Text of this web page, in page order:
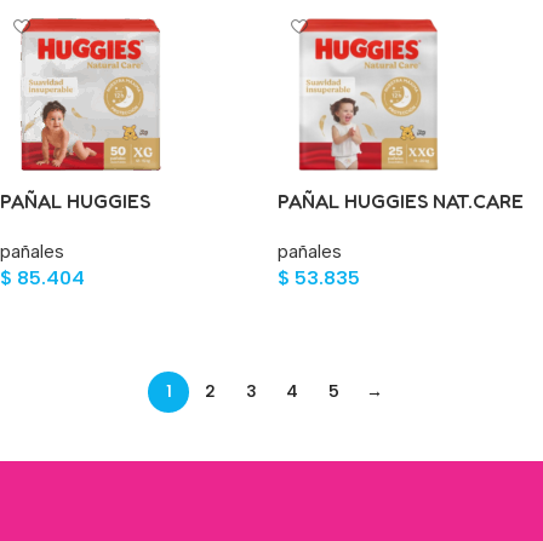
PAÑAL HUGGIES
UND
pañales
$ 85.404
PAÑAL HUGGIES NAT.CARE
pañales
$ 53.835
1 2 3 4 5 →